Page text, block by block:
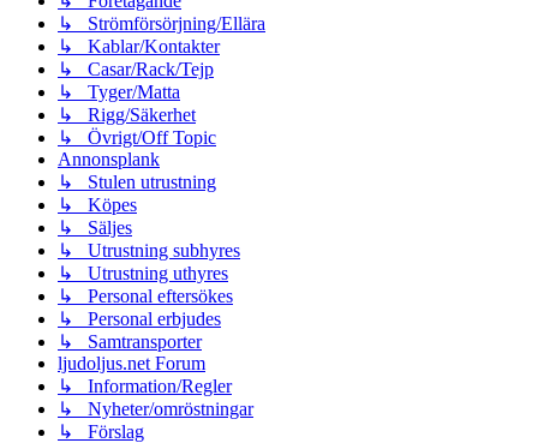
↳ Strömförsörjning/Ellära
↳ Kablar/Kontakter
↳ Casar/Rack/Tejp
↳ Tyger/Matta
↳ Rigg/Säkerhet
↳ Övrigt/Off Topic
Annonsplank
↳ Stulen utrustning
↳ Köpes
↳ Säljes
↳ Utrustning subhyres
↳ Utrustning uthyres
↳ Personal eftersökes
↳ Personal erbjudes
↳ Samtransporter
ljudoljus.net Forum
↳ Information/Regler
↳ Nyheter/omröstningar
↳ Förslag